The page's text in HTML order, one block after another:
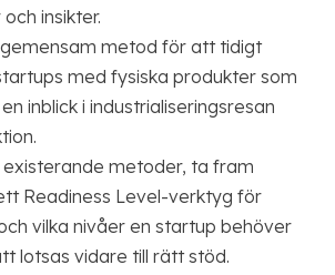
insikter.
metod för att tidigt
med fysiska produkter som
inblick i industrialiseringsresan
metoder, ta fram
Readiness Level-verktyg för
vilka nivåer en startup behöver
lotsas vidare till rätt stöd.